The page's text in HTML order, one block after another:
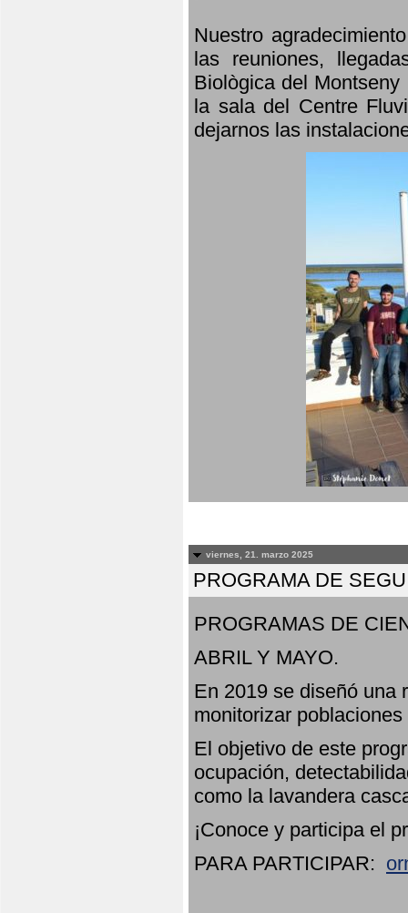
Nuestro
las reuniones,
Biològica del
la sala del Centre
dejarnos las
viernes, 21. marzo 2025
PROGRAMA DE
PROGRAMAS DE
ABRIL Y MAYO.
En 2019 se diseñó una
monitorizar
El objetivo de este
ocupación,
como la lavandera
¡Conoce y participa el
PARA PARTICIPAR: